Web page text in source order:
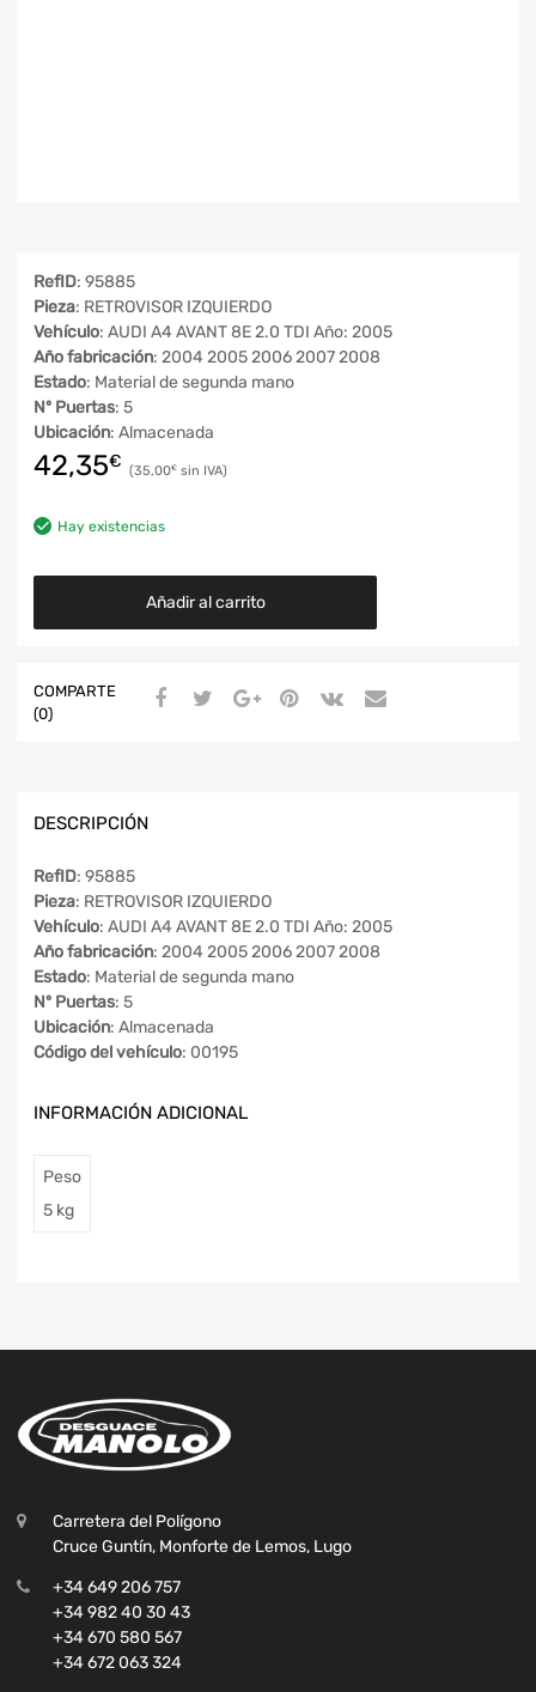
RefID: 95885
Pieza: RETROVISOR IZQUIERDO
Vehículo: AUDI A4 AVANT 8E 2.0 TDI Año: 2005
Año fabricación: 2004 2005 2006 2007 2008
Estado: Material de segunda mano
Nº Puertas: 5
Ubicación: Almacenada
42,35€ 35,00€
Hay existencias
Añadir al carrito
COMPARTE
(0)
DESCRIPCIÓN
RefID: 95885
Pieza: RETROVISOR IZQUIERDO
Vehículo: AUDI A4 AVANT 8E 2.0 TDI Año: 2005
Año fabricación: 2004 2005 2006 2007 2008
Estado: Material de segunda mano
Nº Puertas: 5
Ubicación: Almacenada
Código del vehículo: 00195
INFORMACIÓN ADICIONAL
Peso
5 kg
Carretera del Polígono
Cruce Guntín, Monforte de Lemos, Lugo
+34 649 206 757
+34 982 40 30 43
+34 670 580 567
+34 672 063 324